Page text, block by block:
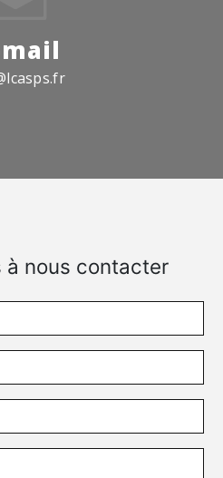
mail
à nous contacter